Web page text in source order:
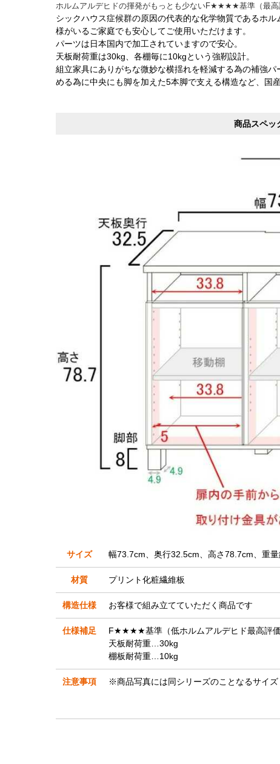
ホルムアルデヒドの揮発がもっとも 少ないF★★★★基準（最高
シックハウス症候群の原因の代表的な化学物質であるホ
様がいるご家庭でも安心してご使用いただけます。
パーツは日本国内で加工されていますので安心。
天板耐荷重は30kg、各棚毎に10kgという強靭設計。
組立家具にありがちな微妙な横揺れを軽減する為の補強
める為に中央にも脚を加えた5本脚で支える構造など、国
商品スペッ
サイズ 幅73.7cm、奥行32.5cm、高さ78.7cm、重
材質 プリント化粧繊維板
構造仕様 お客様で組み立てていただく商品です
仕様補足
F★★★★基準（低ホルムアルデヒド最高評価
天板耐荷重…30kg
棚板耐荷重…10kg
注意事項 ※商品写真には同シリーズのことなるサイズ